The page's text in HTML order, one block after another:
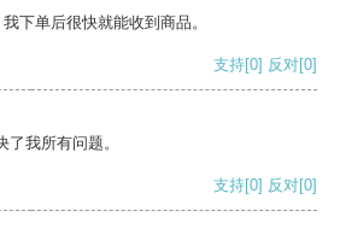
下单后很快就能收到商品。
支持[0] 反对[0]
我所有问题。
支持[0] 反对[0]